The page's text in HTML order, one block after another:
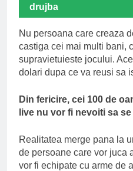
drujba
Nu persoana care creaza
castiga cei mai multi bani,
supravietuieste jocului.
dolari dupa ce va reusi sa
Din fericire, cei 100 de
live nu vor fi nevoiti sa
Realitatea merge pana la
de persoane care vor juca
vor fi echipate cu arme de